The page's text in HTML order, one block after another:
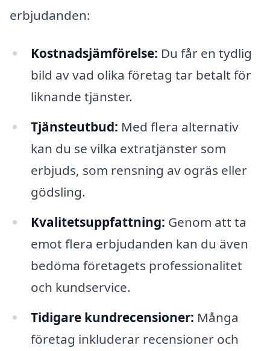
erbjudanden:
Kostnadsjämförelse: Du får en tydlig
bild av vad olika företag tar betalt för
liknande tjänster.
Tjänsteutbud: Med flera alternativ
kan du se vilka extratjänster som
erbjuds, som rensning av ogräs eller
gödsling.
Kvalitetsuppfattning: Genom att ta
emot flera erbjudanden kan du även
bedöma företagets professionalitet
och kundservice.
Tidigare kundrecensioner: Många
företag inkluderar recensioner och